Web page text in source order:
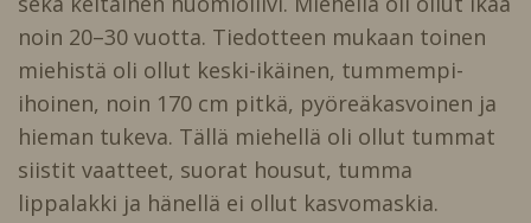
noin 20–30 vuotta. Tiedotteen mukaan toinen
miehistä oli ollut keski-ikäinen, tummempi-
ihoinen, noin 170 cm pitkä, pyöreäkasvoinen ja
hieman tukeva. Tällä miehellä oli ollut tummat
siistit vaatteet, suorat housut, tumma
lippalakki ja hänellä ei ollut kasvomaskia.